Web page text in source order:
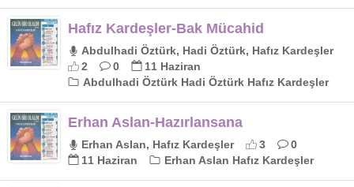
Hafız Kardeşler-Bak Mücahid
Abdulhadi Öztürk, Hadi Öztürk, Hafız Kardeşler
2
0
11 Haziran
Abdulhadi Öztürk Hadi Öztürk Hafız Kardeşler
Erhan Aslan-Hazırlansana
Erhan Aslan, Hafız Kardeşler 3
0
11 Haziran
Erhan Aslan Hafız Kardeşler